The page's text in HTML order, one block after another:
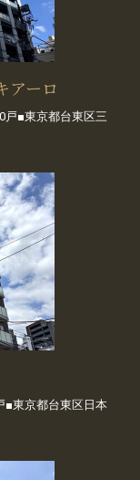
アーロ
戸■東京都台東区三
■東京都台東区日本